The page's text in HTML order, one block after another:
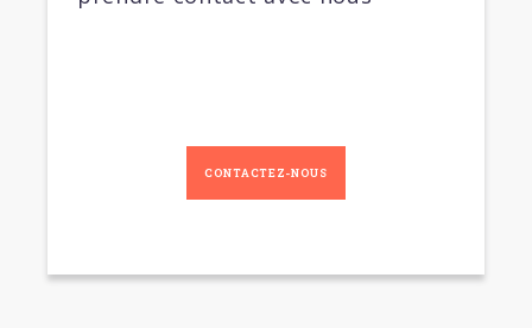
CONTACTEZ-NOUS